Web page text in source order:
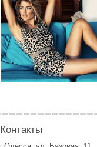
Контакты